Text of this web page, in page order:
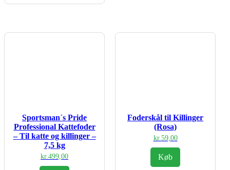
Sportsman´s Pride
Professional Kattefoder
– Til katte og killinger –
7,5 kg
kr. 499,00
Foderskål til Killinger
(Rosa)
kr. 59,00
Køb